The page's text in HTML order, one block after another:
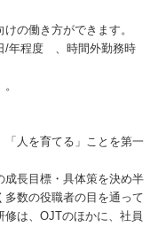
の働き方ができます。
/年程度 、時間外勤務時
人を育てる」ことを第一
成長目標・具体策を決め半
数の役職者の目を通って
は、OJTのほかに、社員